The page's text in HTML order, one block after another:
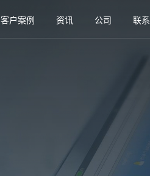
客户案例 资讯 公司 联系